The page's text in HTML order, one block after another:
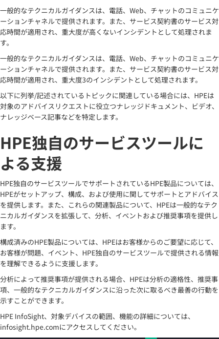
一般的なテクニカルガイダンスは、電話、Web、チャットのコミュニケ
ーションチャネルで提供されます。また、サービス契約書のサービス対
応時間が適用され、重大度が高くないインシデントとして処理されま
す。
一般的なテクニカルガイダンスは、電話、Web、チャットのコミュニケ
ーションチャネルで提供されます。また、サービス契約書のサービス対
応時間が適用され、重大度3のインシデントとして処理されます。
以下に列挙/記述されているトピックに関連している場合には、HPEは
対象のアドバイスリクエストに役立つナレッジドキュメント、ビデオ、
ナレッジベース記事などを特定します。
HPE独自のサービスツールに
よる支援
HPE独自のサービスツールでサポートされているHPE製品については、
HPEがセットアップ、構成、および使用に関してサポートとアドバイス
を提供します。また、これらの関連製品について、HPEは一般的なテク
ニカルガイダンスを拡張して、分析、イベントおよび推奨事項を提供し
ます。
構成済みのHPE製品については、HPEはお客様からのご要望に応じて、
お客様が問題、イベント、HPE独自のサービスツールで提供される情報
を理解できるように支援します。
分析によって推奨事項が提供される場合、HPEは分析の適格性、推奨事
項、一般的なテクニカルガイダンスに沿った次に取るべき最善の行動を
示すことができます。
HPE InfoSight、対象デバイスの範囲、機能の詳細については、
infosight.hpe.comにアクセスしてください。